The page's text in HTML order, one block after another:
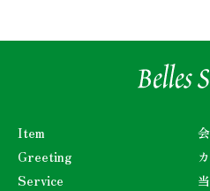
Item
Greeting
Service